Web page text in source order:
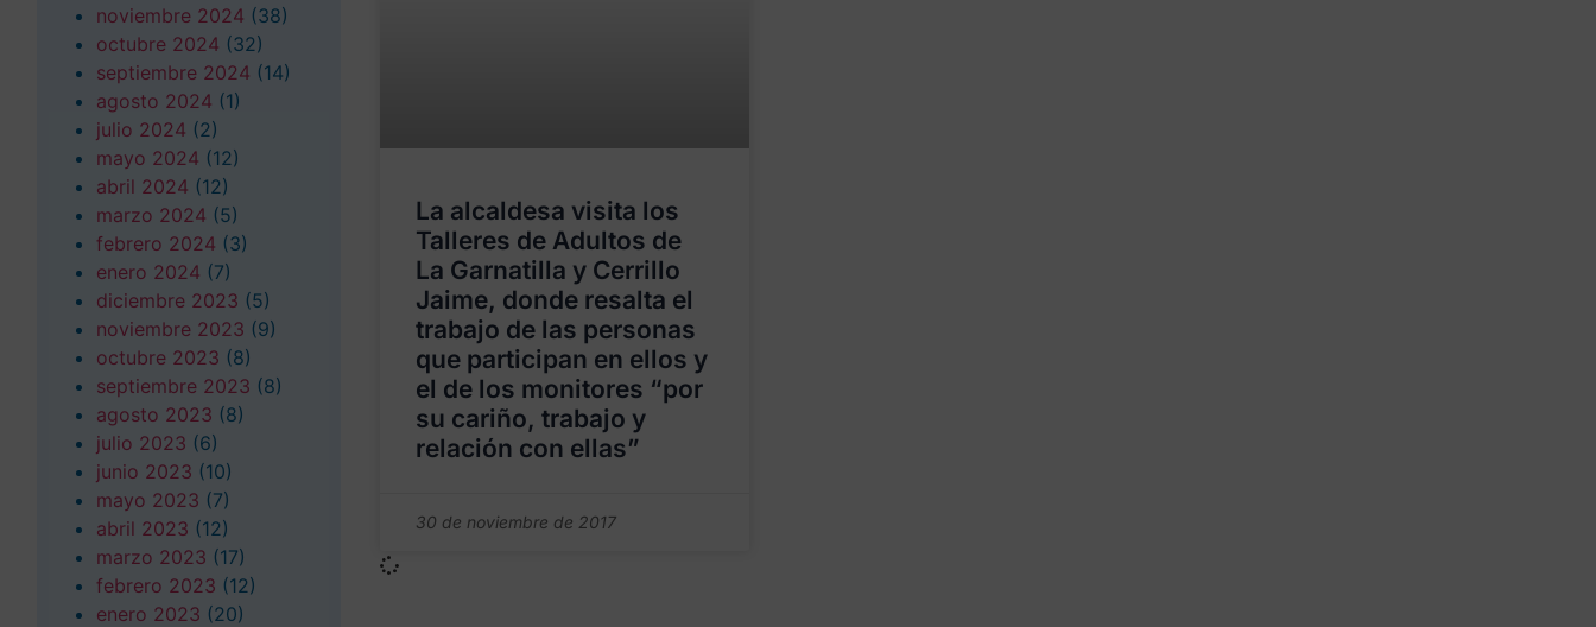
noviembre 2024 (38)
octubre 2024 (32)
septiembre 2024 (14)
agosto 2024 (1)
julio 2024 (2)
mayo 2024 (12)
abril 2024 (12)
marzo 2024 (5)
febrero 2024 (3)
enero 2024 (7)
diciembre 2023 (5)
noviembre 2023 (9)
octubre 2023 (8)
septiembre 2023 (8)
agosto 2023 (8)
julio 2023 (6)
junio 2023 (10)
mayo 2023 (7)
abril 2023 (12)
marzo 2023 (17)
febrero 2023 (12)
enero 2023 (20)
La alcaldesa visita los
Talleres de Adultos de
La Garnatilla y Cerrillo
Jaime, donde resalta el
trabajo de las personas
que participan en ellos y
el de los monitores “por
su cariño, trabajo y
relación con ellas”
30 de noviembre de 2017